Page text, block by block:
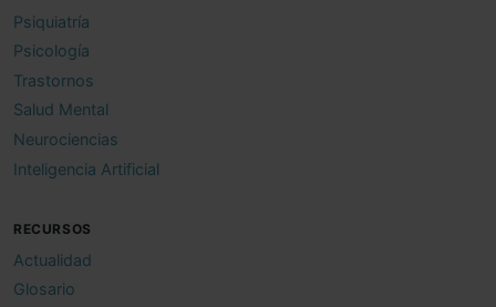
Psiquiatría
Psicología
Trastornos
Salud Mental
Neurociencias
Inteligencia Artificial
RECURSOS
Actualidad
Glosario